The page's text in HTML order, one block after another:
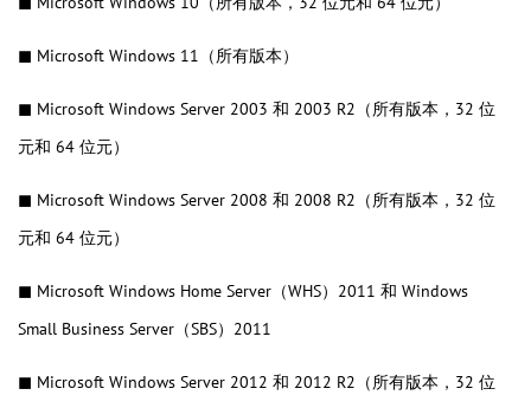
◼ Microsoft Windows 11（所有版本）
◼ Microsoft Windows Server 2003 和 2003 R2（所有版本，32 位
元和 64 位元）
◼ Microsoft Windows Server 2008 和 2008 R2（所有版本，32 位
元和 64 位元）
◼ Microsoft Windows Home Server（WHS）2011 和 Windows
Small Business Server（SBS）2011
◼ Microsoft Windows Server 2012 和 2012 R2（所有版本，32 位